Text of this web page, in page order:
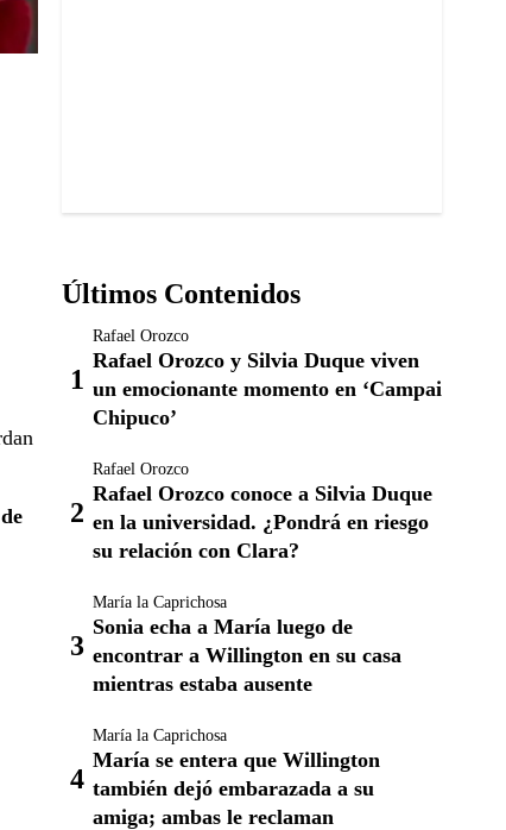
Últimos Contenidos
Rafael Orozco
Rafael Orozco y Silvia Duque viven
un emocionante momento en ‘Campai
Chipuco’
Rafael Orozco
Rafael Orozco conoce a Silvia Duque
en la universidad. ¿Pondrá en riesgo
su relación con Clara?
María la Caprichosa
Sonia echa a María luego de
encontrar a Willington en su casa
mientras estaba ausente
María la Caprichosa
María se entera que Willington
también dejó embarazada a su
amiga; ambas le reclaman